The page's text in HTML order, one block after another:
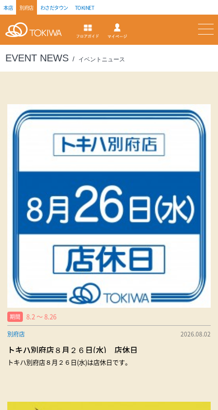
本店 別府店 わさだタウン TOKINET
トキハ フロアガイド
EVENT NEWS イベントニュース
期間 8.2 〜 8.26
別府店 2026.08.02
トキハ別府店８月２６日(水) 店休日
トキハ別府店８月２６日(水)は店休日です。